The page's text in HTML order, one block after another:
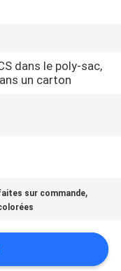
dans le poly-sac,
un carton
sur commande,